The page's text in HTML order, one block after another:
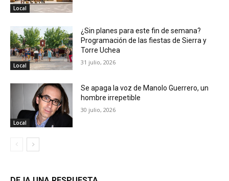
Local
Local
¿Sin planes para este fin de semana?
Programación de las fiestas de Sierra y
Torre Uchea
31 julio, 2026
Local
Se apaga la voz de Manolo Guerrero, un
hombre irrepetible
30 julio, 2026